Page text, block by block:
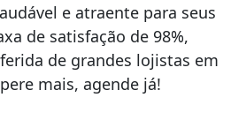
e atraente para seus
de satisfação de 98%,
de grandes lojistas em
mais, agende já!